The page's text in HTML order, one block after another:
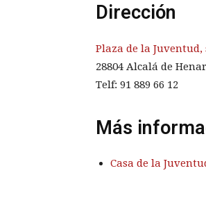
Dirección
Plaza de la Juventud,
28804 Alcalá de
Telf: 91 889 66 12
Más
Casa de la